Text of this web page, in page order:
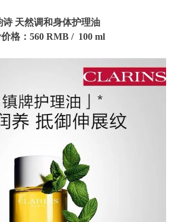
诗 天然调和身体护理油
格：560 RMB / 100 ml